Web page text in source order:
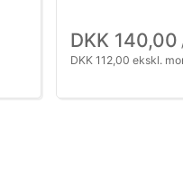
DKK 140,00
DKK 112,00 ekskl.